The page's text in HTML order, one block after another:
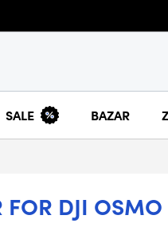
SALE BAZAR
FOR DJI